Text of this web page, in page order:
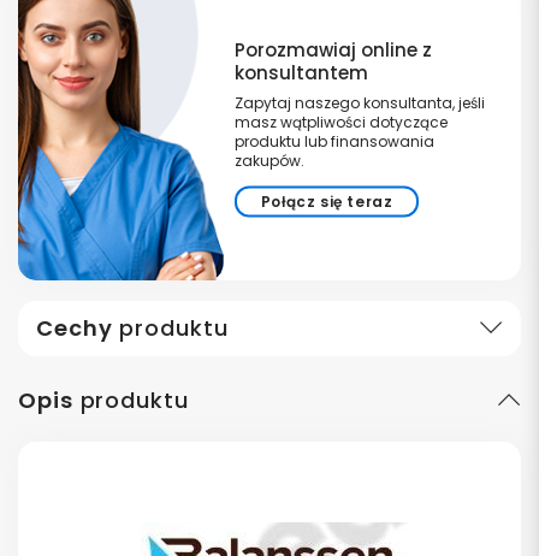
Porozmawiaj online z
konsultantem
Zapytaj naszego konsultanta, jeśli
masz wątpliwości dotyczące
produktu lub finansowania
zakupów.
Połącz się teraz
Cechy produktu
Opis produktu